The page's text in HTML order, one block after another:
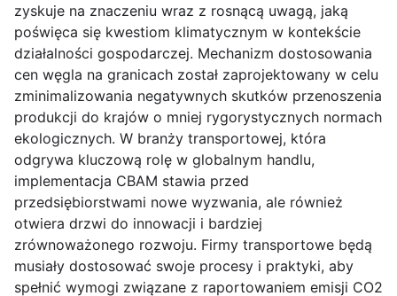
zyskuje na znaczeniu wraz z rosnącą uwagą, jaką
poświęca się kwestiom klimatycznym w kontekście
działalności gospodarczej. Mechanizm dostosowania
cen węgla na granicach został zaprojektowany w celu
zminimalizowania negatywnych skutków przenoszenia
produkcji do krajów o mniej rygorystycznych normach
ekologicznych. W branży transportowej, która
odgrywa kluczową rolę w globalnym handlu,
implementacja CBAM stawia przed
przedsiębiorstwami nowe wyzwania, ale również
otwiera drzwi do innowacji i bardziej
zrównoważonego rozwoju. Firmy transportowe będą
musiały dostosować swoje procesy i praktyki, aby
spełnić wymogi związane z raportowaniem emisji CO2